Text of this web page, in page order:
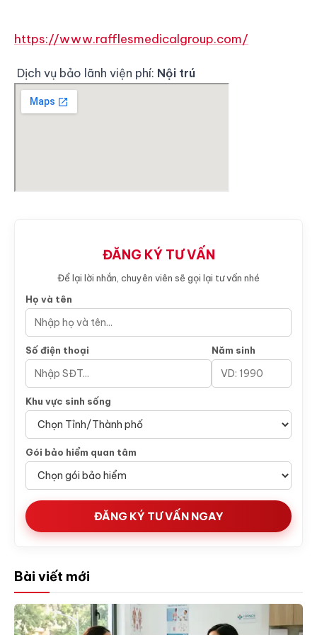
https://www.rafflesmedicalgroup.com/
Dịch vụ bảo lãnh viện phí: Nội trú
ĐĂNG KÝ TƯ VẤN
Để lại lời nhắn, chuyên viên sẽ gọi lại tư vấn nhé
Họ và tên
Số điện thoại Năm sinh
Khu vực sinh sống
Gói bảo hiểm quan tâm
ĐĂNG KÝ TƯ VẤN NGAY
Bài viết mới